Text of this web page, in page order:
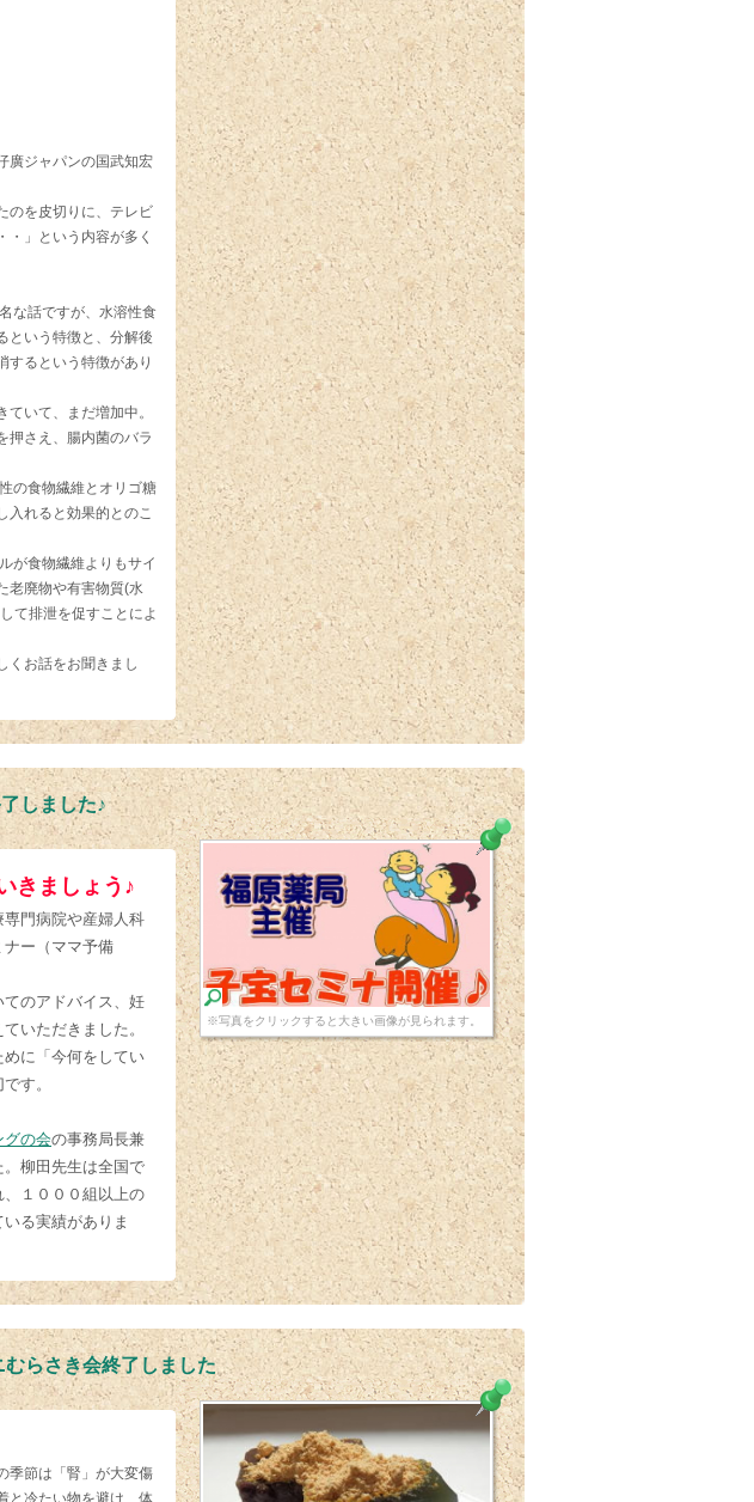
廣ジャパンの国武知宏
のを皮切りに、テレビ
・」という内容が多く
な話ですが、水溶性食
という特徴と、分解後
するという特徴があり
いて、まだ増加中。
押さえ、腸内菌のバラ
の食物繊維とオリゴ糖
入れると効果的とのこ
が食物繊維よりもサイ
老廃物や有害物質(水
て排泄を促すことによ
くお話をお聞きまし
しました♪
※写真をクリックすると大きい画像が見られます。
きましょう♪
門病院や産婦人科
ー（ママ予備
てのアドバイス、妊
いただきました。
めに「今何をしてい
す。
グの会の事務局長兼
柳田先生は全国で
１０００組以上の
る実績がありま
らさき会終了しました
季節は「腎」が大変傷
と冷たい物を避け、体